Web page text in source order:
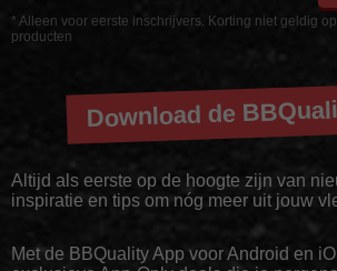
* Alleen voor eerste inschrijvers. Korting niet geldig
producten
Download de
Altijd als eerste op de hoogte zijn van
inspiratie en tips om nóg meer uit jouw
Met de BBQuality App voor Android en